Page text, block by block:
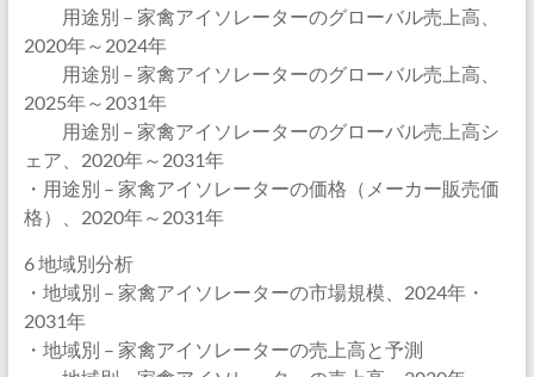
用途別 – 家禽アイソレーターのグローバル売上高、
2020年～2024年
用途別 – 家禽アイソレーターのグローバル売上高、
2025年～2031年
用途別 – 家禽アイソレーターのグローバル売上高シ
ェア、2020年～2031年
・用途別 – 家禽アイソレーターの価格（メーカー販売価
格）、2020年～2031年
6 地域別分析
・地域別 – 家禽アイソレーターの市場規模、2024年・
2031年
・地域別 – 家禽アイソレーターの売上高と予測